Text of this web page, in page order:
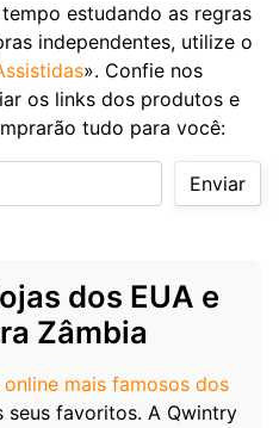
estudando as regras
independentes, utilize o
». Confie nos
os links dos produtos e
tudo para você:
o link do produto
Enviar
dos EUA e
Zâmbia
mais famosos dos
favoritos. A Qwintry